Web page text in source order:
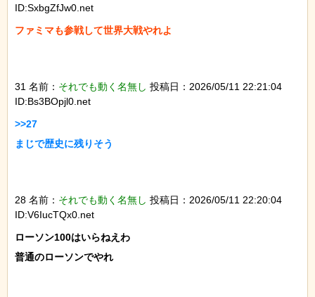
ID:SxbgZfJw0.net
ファミマも参戦して世界大戦やれよ
31 名前： それでも動く名無し 投稿日：2026/05/11 22:21:04
ID:Bs3BOpjl0.net
>>27
まじで歴史に残りそう
28 名前： それでも動く名無し 投稿日：2026/05/11 22:20:04
ID:V6IucTQx0.net
ローソン100はいらねえわ
普通のローソンでやれ